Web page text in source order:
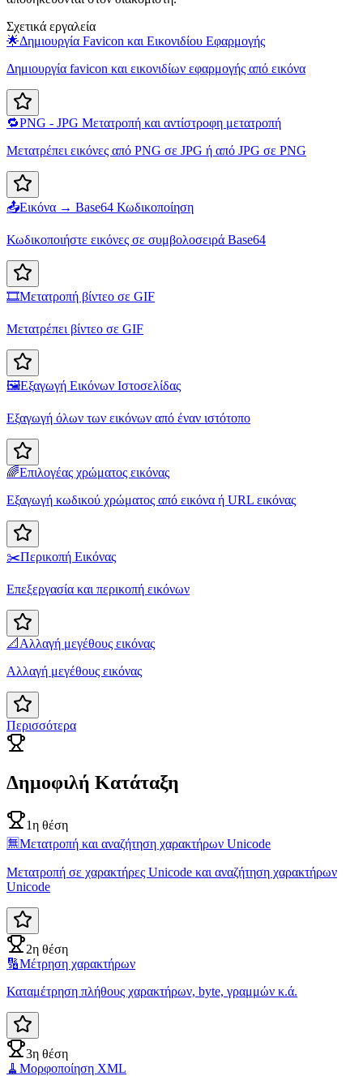
Σχετικά εργαλεία
🌟Δημιουργία Favicon και Εικονιδίου Εφαρμογής
Δημιουργία favicon και εικονιδίων εφαρμογής από εικόνα
🔁PNG - JPG Μετατροπή και αντίστροφη μετατροπή
Μετατρέπει εικόνες από PNG σε JPG ή από JPG σε PNG
📤Εικόνα → Base64 Κωδικοποίηση
Κωδικοποιήστε εικόνες σε συμβολοσειρά Base64
🎞️Μετατροπή βίντεο σε GIF
Μετατρέπει βίντεο σε GIF
🖼️Εξαγωγή Εικόνων Ιστοσελίδας
Εξαγωγή όλων των εικόνων από έναν ιστότοπο
🌈Επιλογέας χρώματος εικόνας
Εξαγωγή κωδικού χρώματος από εικόνα ή URL εικόνας
✂️Περικοπή Εικόνας
Επεξεργασία και περικοπή εικόνων
📐 Αλλαγή μεγέθους εικόνας
Αλλαγή μεγέθους εικόνας
Περισσότερα
Δημοφιλή Κατάταξη
1η θέση
🈚Μετατροπή και αναζήτηση χαρακτήρων Unicode
Μετατροπή σε χαρακτήρες Unicode και αναζήτηση χαρακτήρων
Unicode
2η θέση
🔢Μέτρηση χαρακτήρων
Καταμέτρηση πλήθους χαρακτήρων, byte, γραμμών κ.ά.
3η θέση
🧹 Μορφοποίηση XML